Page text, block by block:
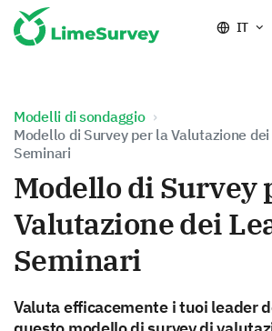
IT
Modelli di sondaggio
Modello di Survey per la Valutazione dei
Seminari
Modello di Survey
Valutazione dei
Seminari
Valuta efficacemente i tuoi leader